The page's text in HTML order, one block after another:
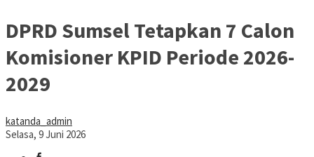
DPRD Sumsel Tetapkan 7 Calon
Komisioner KPID Periode 2026-
2029
katanda_admin
Selasa, 9 Juni 2026